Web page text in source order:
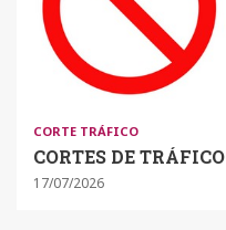
CORTE TRÁFICO
CORTES DE TRÁFICO
17/07/2026